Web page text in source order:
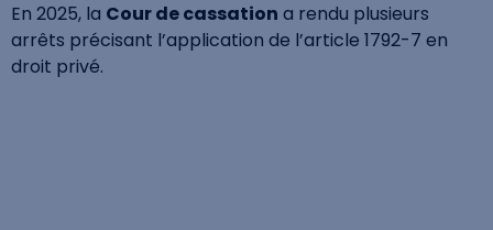
En 2025, la Cour de cassation a rendu plusieurs
arrêts précisant l’application de l’article 1792-7 en
droit privé.